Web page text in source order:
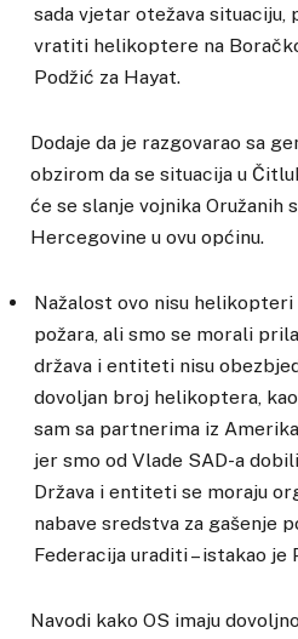
sada vjetar otežava situaciju,
vratiti helikoptere na
Podžić za Hayat.
Dodaje da je razgovarao sa
obzirom da se situacija u
će se slanje vojnika Oružanih
Hercegovine u ovu općinu.
Nažalost ovo nisu helikopteri
požara, ali smo se morali
država i entiteti nisu
dovoljan broj helikoptera,
sam sa partnerima iz
jer smo od Vlade SAD-a
Država i entiteti se moraju
nabave sredstva za gašenje
Federacija uraditi – istakao je
Navodi kako OS imaju